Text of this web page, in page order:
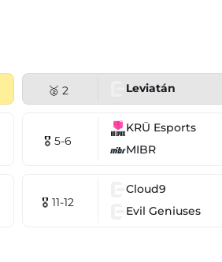
🥈 2 Leviatán
🎖 5-6
KRÜ Esports
MIBR
🎖 11-12
Cloud9
Evil Geniuses